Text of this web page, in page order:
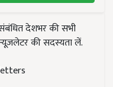
देशभर की सभी
की सदस्यता लें.